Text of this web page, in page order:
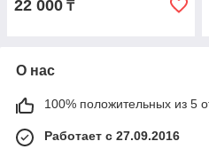
22 000 ₸
О нас
100% положительных из 5
Работает с 27.09.2016